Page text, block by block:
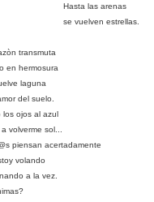
las arenas
vuelven estrellas.
transmuta
en hermosura
laguna
del suelo.
los ojos al azul
volverme sol...
piensan acertadamente
volando
a la vez.